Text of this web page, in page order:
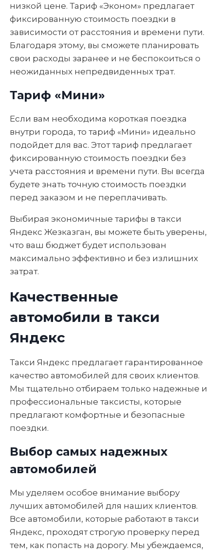
низкой цене. Тариф «Эконом» предлагает
фиксированную стоимость поездки в
зависимости от расстояния и времени пути.
Благодаря этому, вы сможете планировать
свои расходы заранее и не беспокоиться о
неожиданных непредвиденных трат.
Тариф «Мини»
Если вам необходима короткая поездка
внутри города, то тариф «Мини» идеально
подойдет для вас. Этот тариф предлагает
фиксированную стоимость поездки без
учета расстояния и времени пути. Вы всегда
будете знать точную стоимость поездки
перед заказом и не переплачивать.
Выбирая экономичные тарифы в такси
Яндекс Жезказган, вы можете быть уверены,
что ваш бюджет будет использован
максимально эффективно и без излишних
затрат.
Качественные
автомобили в такси
Яндекс
Такси Яндекс предлагает гарантированное
качество автомобилей для своих клиентов.
Мы тщательно отбираем только надежные и
профессиональные таксисты, которые
предлагают комфортные и безопасные
поездки.
Выбор самых надежных
автомобилей
Мы уделяем особое внимание выбору
лучших автомобилей для наших клиентов.
Все автомобили, которые работают в такси
Яндекс, проходят строгую проверку перед
тем, как попасть на дорогу. Мы убеждаемся,